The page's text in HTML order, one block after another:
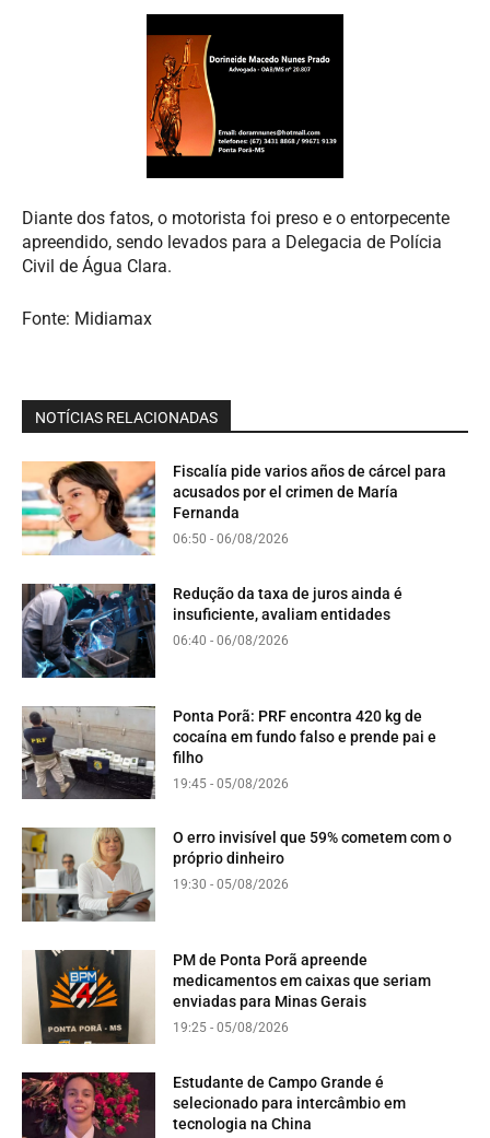
Diante dos fatos, o motorista foi preso e o entorpecente
apreendido, sendo levados para a Delegacia de Polícia
Civil de Água Clara.
Fonte: Midiamax
NOTÍCIAS RELACIONADAS
Fiscalía pide varios años de cárcel para
acusados por el crimen de María
Fernanda
06:50 - 06/08/2026
Redução da taxa de juros ainda é
insuficiente, avaliam entidades
06:40 - 06/08/2026
Ponta Porã: PRF encontra 420 kg de
cocaína em fundo falso e prende pai e
filho
19:45 - 05/08/2026
O erro invisível que 59% cometem com o
próprio dinheiro
19:30 - 05/08/2026
PM de Ponta Porã apreende
medicamentos em caixas que seriam
enviadas para Minas Gerais
19:25 - 05/08/2026
Estudante de Campo Grande é
selecionado para intercâmbio em
tecnologia na China